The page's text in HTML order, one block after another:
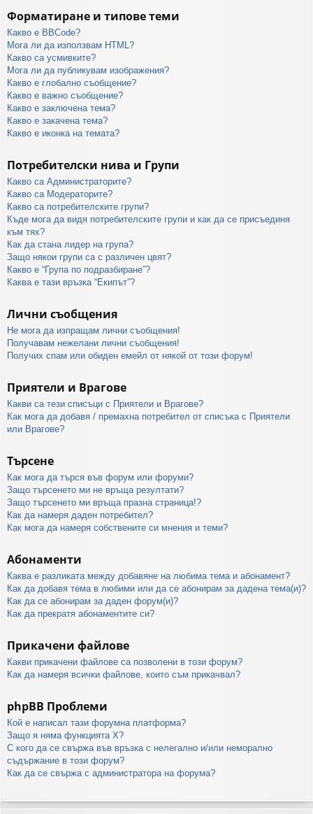
Форматиране и типове теми
Какво е BBCode?
Мога ли да използвам HTML?
Какво са усмивките?
Мога ли да публикувам изображения?
Какво е глобално съобщение?
Какво е важно съобщение?
Какво е заключена тема?
Какво е закачена тема?
Какво е иконка на темата?
Потребителски нива и Групи
Какво са Администраторите?
Какво са Модераторите?
Какво са потребителските групи?
Къде мога да видя потребителските групи и как да се присъединя
към тях?
Как да стана лидер на група?
Защо някои групи са с различен цвят?
Какво е “Група по подразбиране”?
Каква е тази връзка “Екипът”?
Лични съобщения
Не мога да изпращам лични съобщения!
Получавам нежелани лични съобщения!
Получих спам или обиден емейл от някой от този форум!
Приятели и Врагове
Какви са тези списъци с Приятели и Врагове?
Как мога да добавя / премахна потребител от списъка с Приятели
или Врагове?
Търсене
Как мога да търся във форум или форуми?
Защо търсенето ми не връща резултати?
Защо търсенето ми връща празна страница!?
Как да намеря даден потребител?
Как мога да намеря собствените си мнения и теми?
Абонаменти
Каква е разликата между добавяне на любима тема и абонамент?
Как да добавя тема в любими или да се абонирам за дадена тема(и)?
Как да се абонирам за даден форум(и)?
Как да прекратя абонаментите си?
Прикачени файлове
Какви прикачени файлове са позволени в този форум?
Как да намеря всички файлове, които съм прикачвал?
phpBB Проблеми
Кой е написал тази форумна платформа?
Защо я няма функцията X?
С кого да се свържа във връзка с нелегално и/или неморално
съдържание в този форум?
Как да се свържа с администратора на форума?